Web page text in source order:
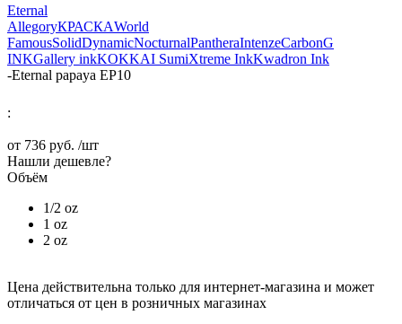
Eternal
AllegoryКРАСКАWorld
FamousSolidDynamicNocturnalPantheraIntenzeCarbonG
INKGallery inkKOKKAI SumiXtreme InkKwadron Ink
-Eternal papaya EP10
:
от 736 руб. /шт
Нашли дешевле?
Объём
1/2 oz
1 oz
2 oz
Цена действительна только для интернет-магазина и может
отличаться от цен в розничных магазинах